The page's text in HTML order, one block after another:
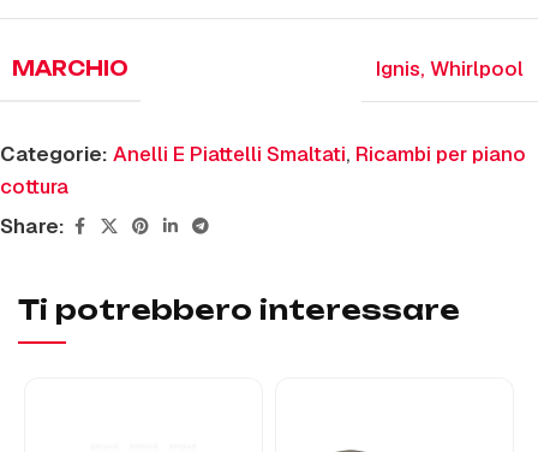
MARCHIO Ignis, Whirlpool
Categorie: Anelli E Piattelli Smaltati, Ricambi per piano
cottura
Share:
Ti potrebbero interessare